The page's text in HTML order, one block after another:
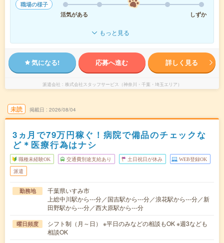
職場の様子
活気がある
しずか
もっと見る
気になる! 応募へ進む 詳しく見る
派遣会社 株式会社スタッフサービス（神奈川・千葉・埼玉エリア）
未読 掲載日 2026/08/04
3ヵ月で79万円稼ぐ！病院で備品のチェックな
ど＊医療行為はナシ
職種未経験OK 交通費別途支給あり 土日祝日が休み WEB登録OK
派遣
勤務地
千葉県いすみ市
上総中川駅から---分／国吉駅から---分／浪花駅から---分／新
田野駅から---分／西大原駅から---分
曜日頻度
シフト制（月～日） ※平日のみなどの相談もOK ※週3なども
相談OK